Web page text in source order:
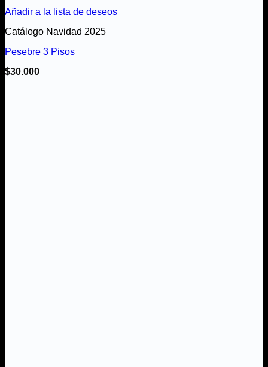
Añadir a la lista de deseos
Catálogo Navidad 2025
Pesebre 3 Pisos
$30.000